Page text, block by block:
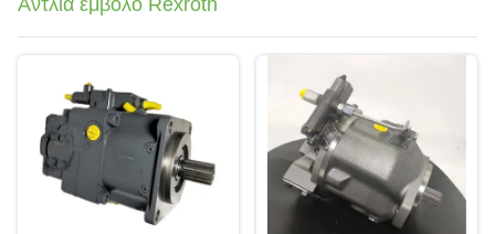
Αντλία έμβολο Rexroth